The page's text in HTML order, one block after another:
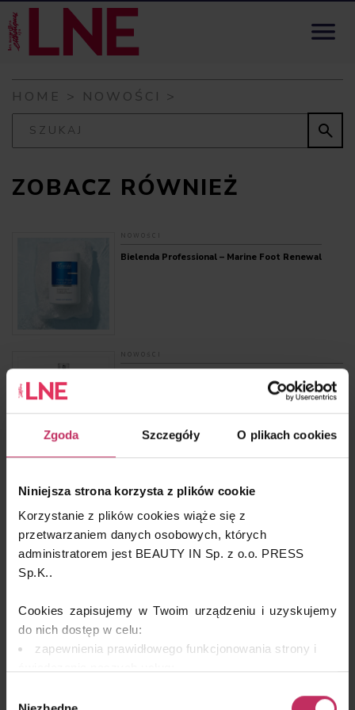
Zgoda Szczegóły O plikach cookies
Niniejsza strona korzysta z plików cookie
Korzystanie z plików cookies wiąże się z
przetwarzaniem danych osobowych, których
administratorem jest BEAUTY IN Sp. z o.o. PRESS
Sp.K..
Cookies zapisujemy w Twoim urządzeniu i uzyskujemy
do nich dostęp w celu:
zapewnienia prawidłowego funkcjonowania strony i
analizy zachowań użytkowników w celu ich lepszego
Skip to content

HOME > NOWOŚCI >

ZOBACZ RÓWNIEŻ
NOWOŚCI
Bielenda Professional – Marine Foot Renewal
NOWOŚCI
Dr Belter – Ampułka Longevity
Dr Irena Eris PROSYSTEM HOME CARE – Serum
Ultra-Nawilżające